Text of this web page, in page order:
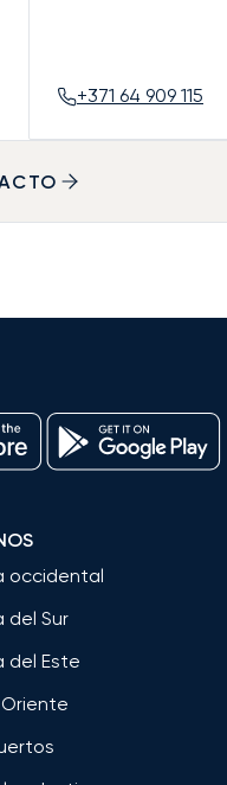
+371 64 909 115
occidental
del Sur
del Este